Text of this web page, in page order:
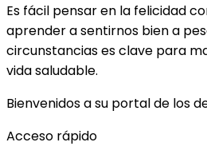
Es fácil pensar en la felicidad
aprender a sentirnos bien a
circunstancias es clave para
vida saludable.
Bienvenidos a su portal de los
Acceso rápido